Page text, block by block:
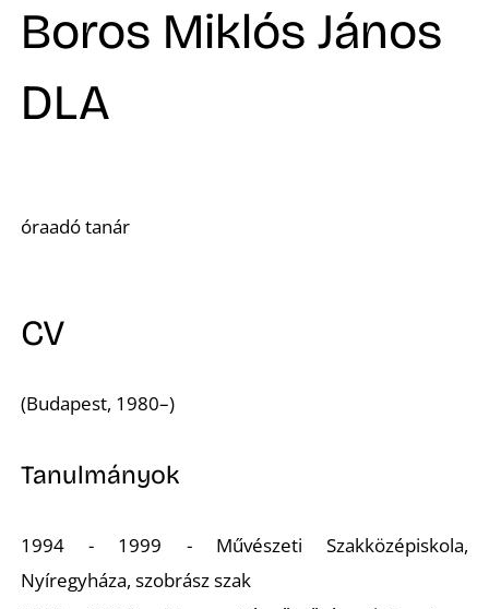
Boros Miklós János
DLA
óraadó tanár
CV
(Budapest, 1980–)
Tanulmányok
1994 - 1999 - Művészeti Szakközépiskola,
Nyíregyháza, szobrász szak